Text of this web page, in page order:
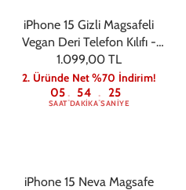
iPhone 15 Gizli Magsafeli
Vegan Deri Telefon Kılıfı -
Siyah
1.099,00 TL
2. Üründe Net %70 İndirim!
05
SAAT: 54
DAKIKA: 24
SANIYE
iPhone 15 Neva Magsafe